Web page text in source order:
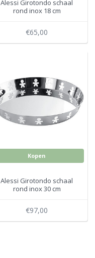
Alessi Girotondo schaal
rond inox 18 cm
€65,00
Kopen
Alessi Girotondo schaal
rond inox 30 cm
€97,00